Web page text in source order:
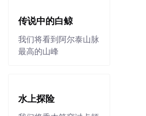
传说中的白鲸
我们将看到阿尔泰山脉
最高的山峰
水上探险